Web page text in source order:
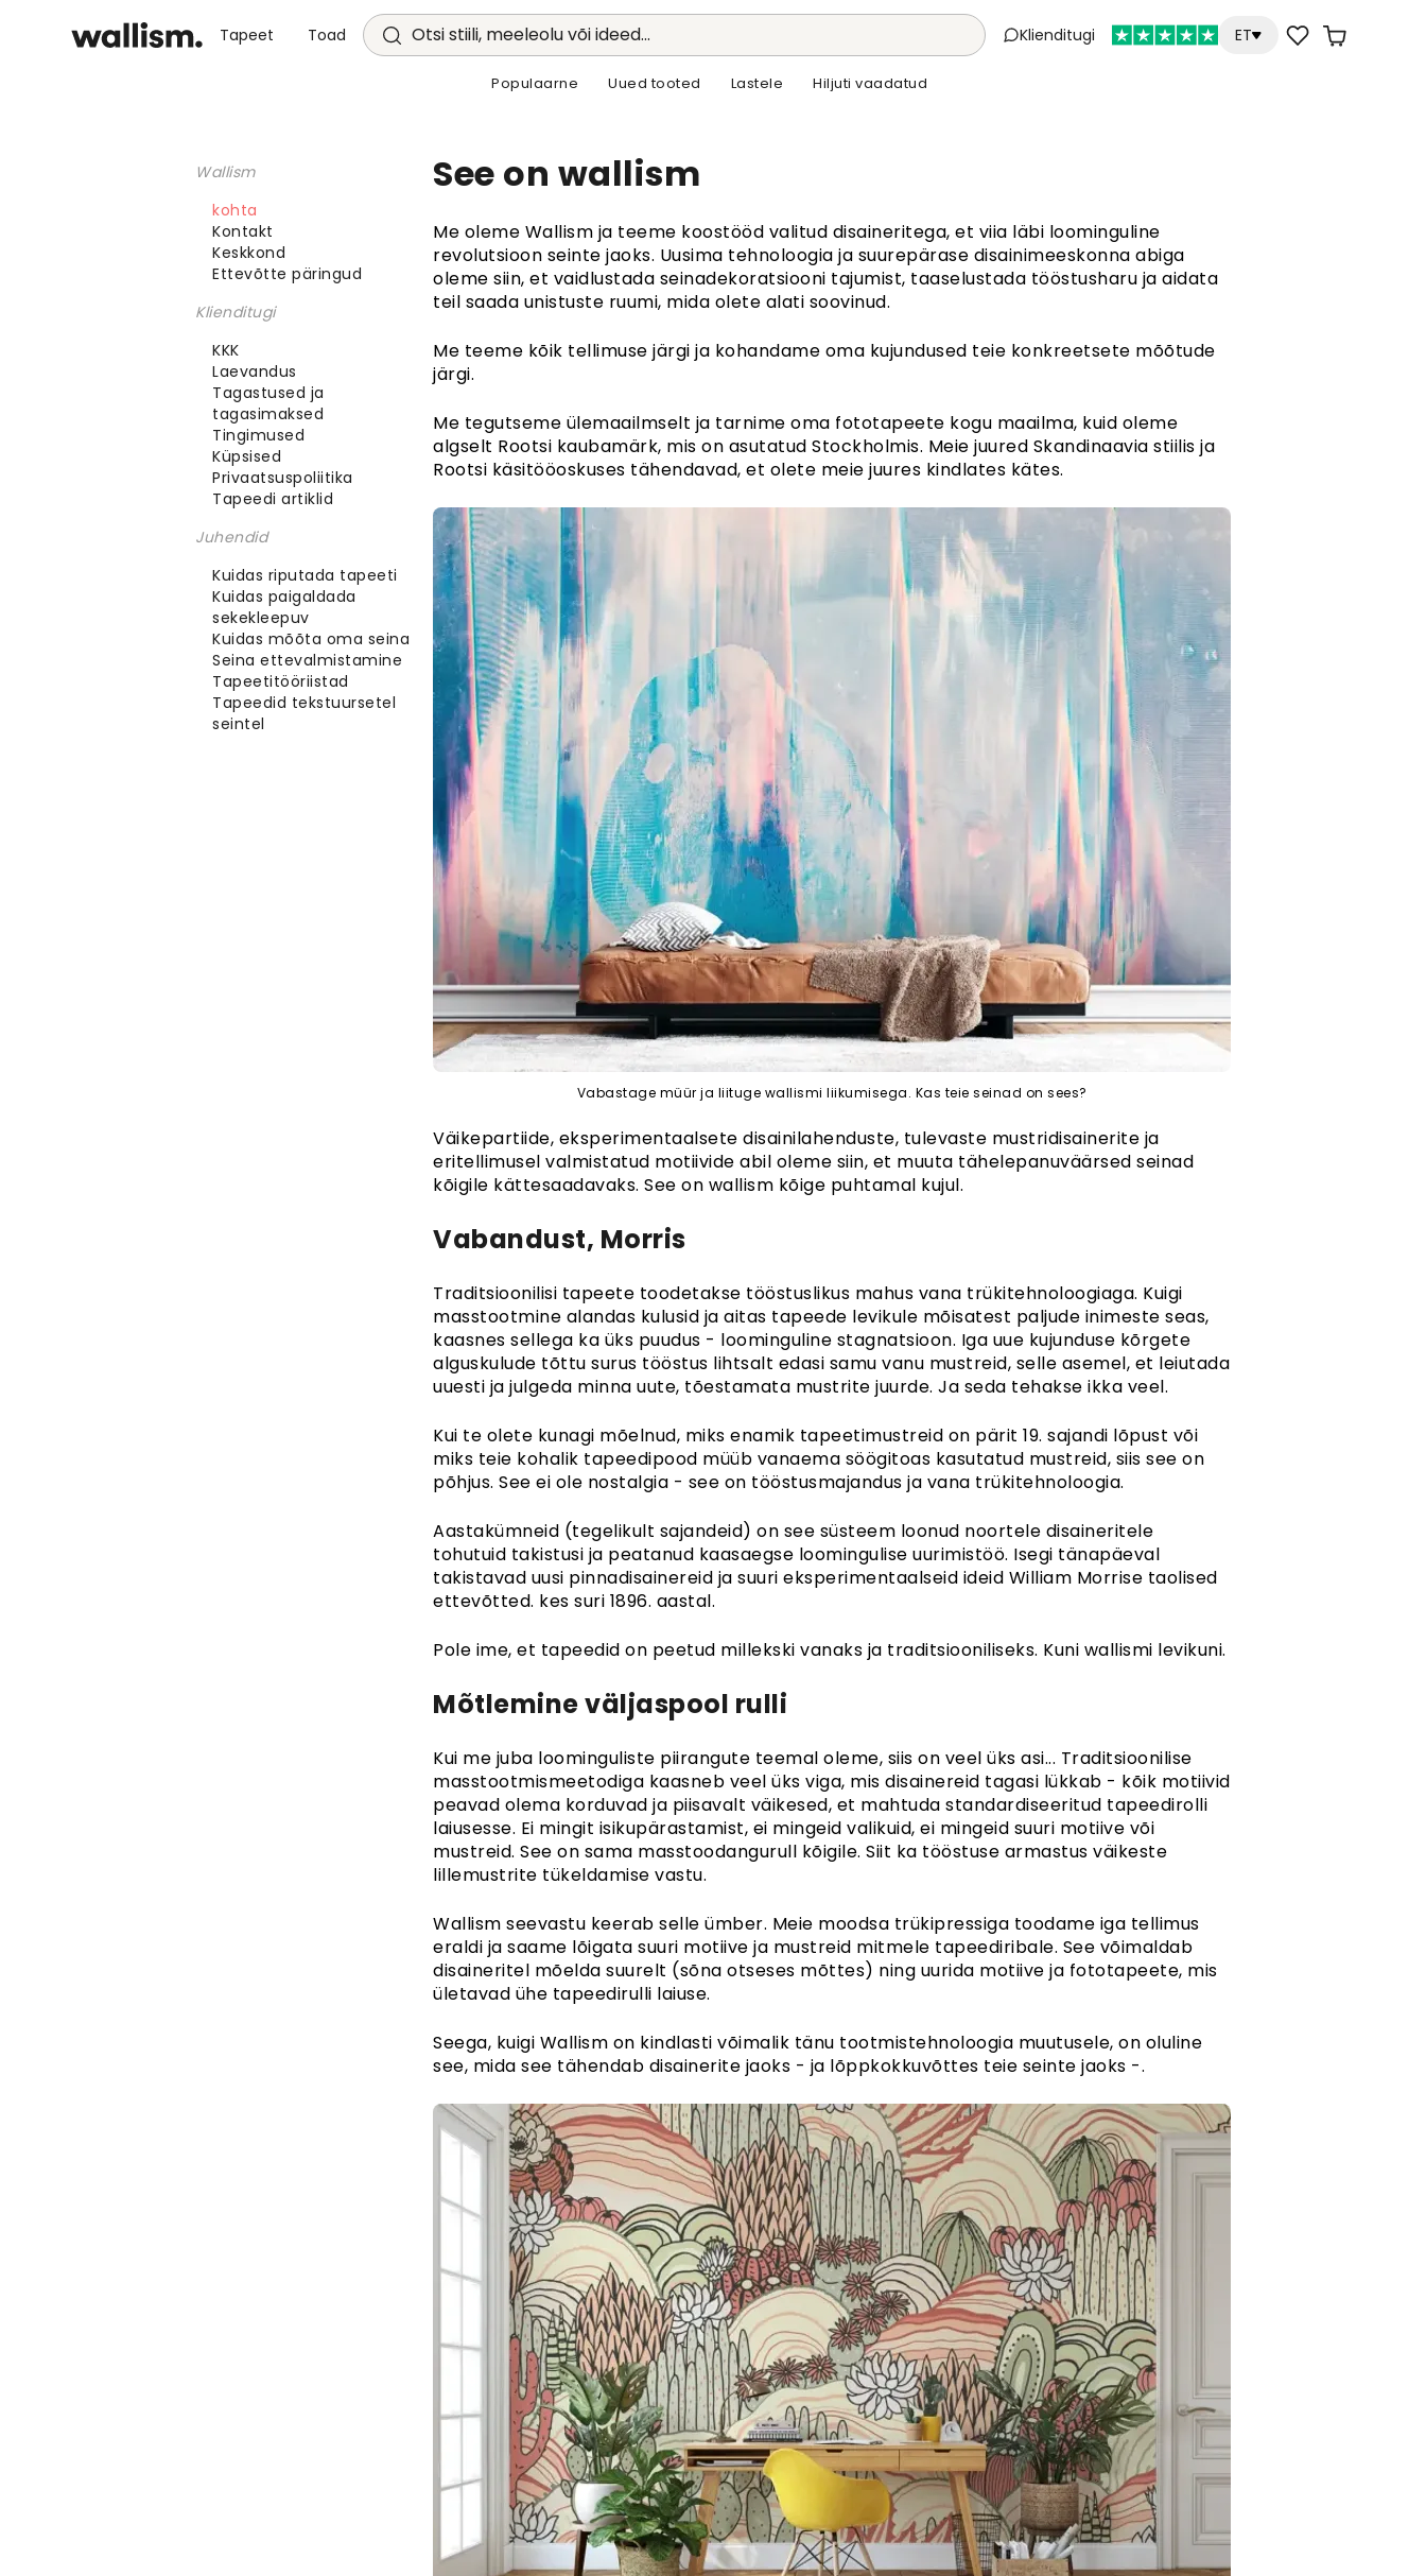
Tapeet Toad Otsi stiili, meeleolu või ideed... Klienditugi ET
Populaarne Uued tooted Lastele Hiljuti vaadatud
Wallism
kohta
Kontakt
Keskkond
Ettevõtte päringud
Klienditugi
KKK
Laevandus
Tagastused ja
tagasimaksed
Tingimused
Küpsised
Privaatsuspoliitika
Tapeedi artiklid
Juhendid
Kuidas riputada tapeeti
Kuidas paigaldada
sekekleepuv
Kuidas mõõta oma seina
Seina ettevalmistamine
Tapeetitööriistad
Tapeedid tekstuursetel
seintel
See on wallism
Me oleme Wallism ja teeme koostööd valitud disaineritega, et viia läbi loominguline
revolutsioon seinte jaoks. Uusima tehnoloogia ja suurepärase disainimeeskonna abiga
oleme siin, et vaidlustada seinadekoratsiooni tajumist, taaselustada tööstusharu ja aidata
teil saada unistuste ruumi, mida olete alati soovinud.
Me teeme kõik tellimuse järgi ja kohandame oma kujundused teie konkreetsete mõõtude
järgi.
Me tegutseme ülemaailmselt ja tarnime oma fototapeete kogu maailma, kuid oleme
algselt Rootsi kaubamärk, mis on asutatud Stockholmis. Meie juured Skandinaavia stiilis ja
Rootsi käsitööoskuses tähendavad, et olete meie juures kindlates kätes.
Vabastage müür ja liituge wallismi liikumisega. Kas teie seinad on sees?
Väikepartiide, eksperimentaalsete disainilahenduste, tulevaste mustridisainerite ja
eritellimusel valmistatud motiivide abil oleme siin, et muuta tähelepanuväärsed seinad
kõigile kättesaadavaks. See on wallism kõige puhtamal kujul.
Vabandust, Morris
Traditsioonilisi tapeete toodetakse tööstuslikus mahus vana trükitehnoloogiaga. Kuigi
masstootmine alandas kulusid ja aitas tapeede levikule mõisatest paljude inimeste seas,
kaasnes sellega ka üks puudus - loominguline stagnatsioon. Iga uue kujunduse kõrgete
alguskulude tõttu surus tööstus lihtsalt edasi samu vanu mustreid, selle asemel, et leiutada
uuesti ja julgeda minna uute, tõestamata mustrite juurde. Ja seda tehakse ikka veel.
Kui te olete kunagi mõelnud, miks enamik tapeetimustreid on pärit 19. sajandi lõpust või
miks teie kohalik tapeedipood müüb vanaema söögitoas kasutatud mustreid, siis see on
põhjus. See ei ole nostalgia - see on tööstusmajandus ja vana trükitehnoloogia.
Aastakümneid (tegelikult sajandeid) on see süsteem loonud noortele disaineritele
tohutuid takistusi ja peatanud kaasaegse loomingulise uurimistöö. Isegi tänapäeval
takistavad uusi pinnadisainereid ja suuri eksperimentaalseid ideid William Morrise taolised
ettevõtted. kes suri 1896. aastal.
Pole ime, et tapeedid on peetud millekski vanaks ja traditsiooniliseks. Kuni wallismi levikuni.
Mõtlemine väljaspool rulli
Kui me juba loominguliste piirangute teemal oleme, siis on veel üks asi... Traditsioonilise
masstootmismeetodiga kaasneb veel üks viga, mis disainereid tagasi lükkab - kõik motiivid
peavad olema korduvad ja piisavalt väikesed, et mahtuda standardiseeritud tapeedirolli
laiusesse. Ei mingit isikupärastamist, ei mingeid valikuid, ei mingeid suuri motiive või
mustreid. See on sama masstoodangurull kõigile. Siit ka tööstuse armastus väikeste
lillemustrite tükeldamise vastu.
Wallism seevastu keerab selle ümber. Meie moodsa trükipressiga toodame iga tellimus
eraldi ja saame lõigata suuri motiive ja mustreid mitmele tapeediribale. See võimaldab
disaineritel mõelda suurelt (sõna otseses mõttes) ning uurida motiive ja fototapeete, mis
ületavad ühe tapeedirulli laiuse.
Seega, kuigi Wallism on kindlasti võimalik tänu tootmistehnoloogia muutusele, on oluline
see, mida see tähendab disainerite jaoks - ja lõppkokkuvõttes teie seinte jaoks -.